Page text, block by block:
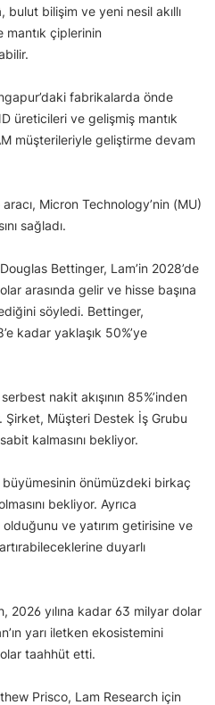
bilişim ve yeni nesil akıllı
mantık çiplerinin
fabrikalarda önde
üreticileri ve gelişmiş mantık
müşterileriyle geliştirme devam
Micron Technology’nin (MU)
sağladı.
Bettinger, Lam’in 2028’de
arasında gelir ve hisse başına
söyledi. Bettinger,
kadar yaklaşık 50%’ye
nakit akışının 85%’inden
Şirket, Müşteri Destek İş Grubu
kalmasını bekliyor.
önümüzdeki birkaç
bekliyor. Ayrıca
ve yatırım getirisine ve
duyarlı
2026 yılına kadar 63 milyar dolar
yarı iletken ekosistemini
taahhüt etti.
Prisco, Lam Research için